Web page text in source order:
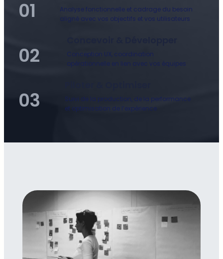
01
Analyse fonctionnelle et cadrage du besoin
aligné avec vos objectifs et vos utilisateurs
02
Conception UX, coordination
opérationnelle en lien avec vos équipes
03
Suivi de la production, de la performance
et optimisation de l’expérience